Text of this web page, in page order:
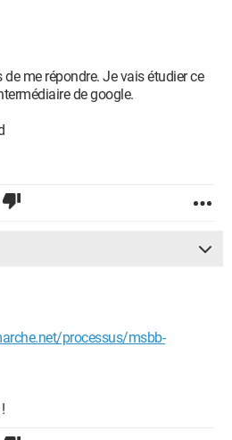
me répondre. Je vais étudier ce
de google.
processus/msbb-